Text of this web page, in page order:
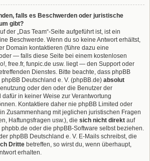
falls es Beschwerden oder juristische
gibt?
der „Das Team“-Seite aufgeführt ist, ist ein
Beschwerde. Wenn du so keine Antwort erhältst,
Domain kontaktieren (führe dazu eine
— falls diese Seite bei einem kostenlosen
free.fr, funpic.de usw. liegt — den Support oder
Dienstes. Bitte beachte, dass phpBB
Deutschland e. V. (phpBB.de) absolut
oder den oder die Benutzer der
in keiner Weise zur Verantwortung
Kontaktiere daher nie phpBB Limited oder
Zusammenhang mit jeglichen juristischen Fragen
Haftungsfragen usw.), die sich nicht direkt auf
oder die phpBB-Software selbst beziehen.
phpBB Deutschland e. V. E-Mails schreibst, die
Dritte betreffen, so wirst du, wenn überhaupt,
erhalten.